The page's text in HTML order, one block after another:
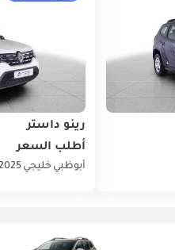
رينو داستر
أطلب السعر
أبوظبي خليجي